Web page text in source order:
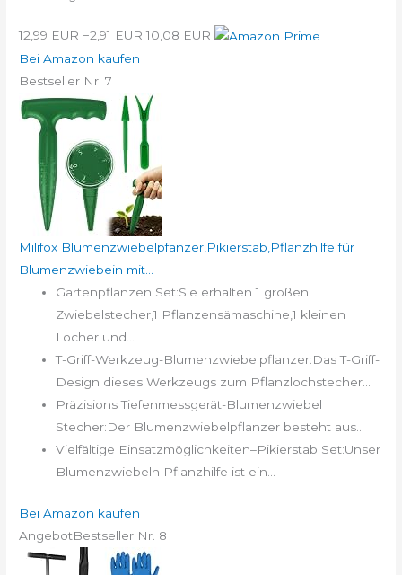
12,99 EUR −2,91 EUR 10,08 EUR
Bei Amazon kaufen
Bestseller Nr. 7
Milifox Blumenzwiebelpfanzer,Pikierstab,Pflanzhilfe für
Blumenzwiebein mit...
Gartenpflanzen Set:Sie erhalten 1 großen
Zwiebelstecher,1 Pflanzensämaschine,1 kleinen
Locher und...
T-Griff-Werkzeug-Blumenzwiebelpflanzer:Das T-Griff-
Design dieses Werkzeugs zum Pflanzlochstecher...
Präzisions Tiefenmessgerät-Blumenzwiebel
Stecher:Der Blumenzwiebelpflanzer besteht aus...
Vielfältige Einsatzmöglichkeiten–Pikierstab Set:Unser
Blumenzwiebeln Pflanzhilfe ist ein...
Bei Amazon kaufen
AngebotBestseller Nr. 8